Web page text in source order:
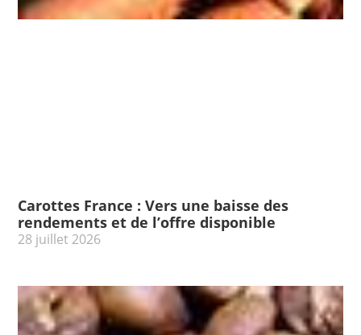
Carottes France : Vers une baisse des
rendements et de l’offre disponible
28 juillet 2026